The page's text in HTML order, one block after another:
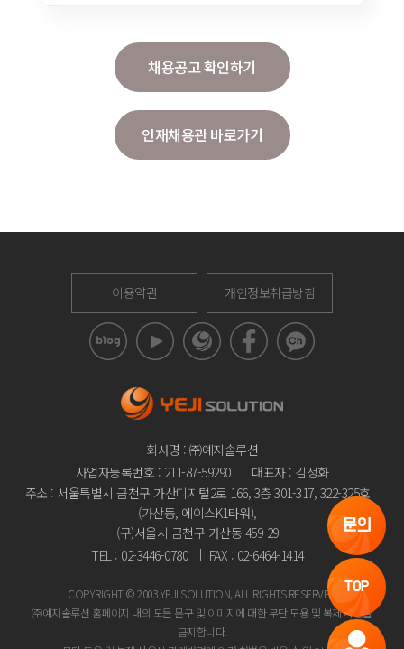
채용공고 확인하기
인재채용관 바로가기
문의
TOP
이용약관 개인정보취급방침
회사명 : ㈜예지솔루션
사업자등록번호 : 211-87-59290
대표자 : 김정화
주소 : 서울특별시 금천구 가산디지털2로 166, 3층 301-317, 322-325호
(가산동, 에이스K1타워),
(구)서울시 금천구 가산동 459-29
TEL : 02-3446-0780
FAX : 02-6464-1414
COPYRIGHT © 2003 YEJI SOLUTION, ALL RIGHTS RESERVED
㈜예지솔루션 홈페이지 내의 모든 문구 및 이미지에 대한 무단 도용 및 복제 사용을
금지합니다.